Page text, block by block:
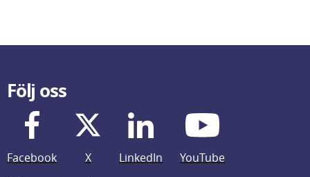
Följ oss
Facebook X LinkedIn
YouTube